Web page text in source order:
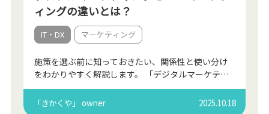
ィングの違いとは？
IT・DX マーケティング
施策を選ぶ前に知っておきたい、関係性と使い分け
をわかりやすく解説します。 「デジタルマーケティ
ング」と「Webマーケティング」。どちらもよく耳
にする言葉ですが、実は指している範囲が異なりま
「きかくや」 owner 2025.10.18